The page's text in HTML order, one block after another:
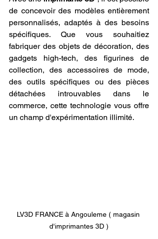
de concevoir des modèles entièrement
personnalisés, adaptés à des besoins
spécifiques. Que vous souhaitiez
fabriquer des objets de décoration, des
gadgets high-tech, des figurines de
collection, des accessoires de mode,
des outils spécifiques ou des pièces
détachées introuvables dans le
commerce, cette technologie vous offre
un champ d'expérimentation illimité.
LV3D FRANCE à Angouleme ( magasin
d'imprimantes 3D )